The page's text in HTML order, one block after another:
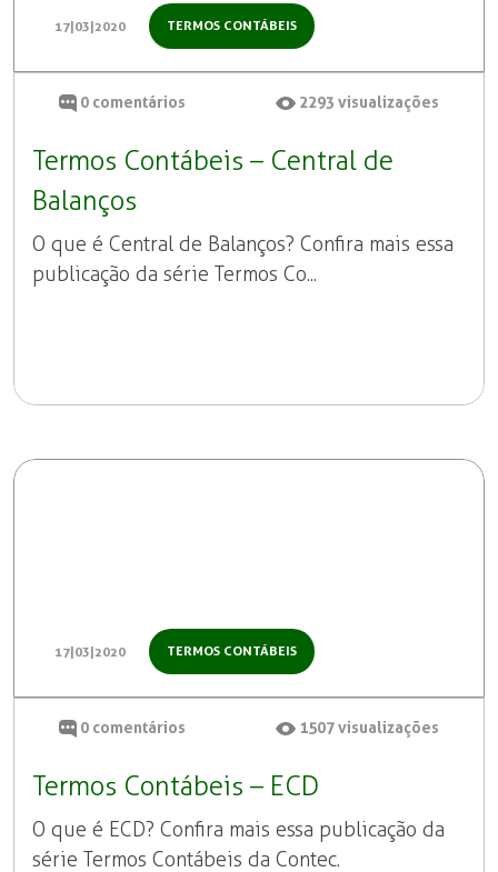
17|03|2020 TERMOS CONTÁBEIS
0 comentários 2293 visualizações
Termos Contábeis – Central de
Balanços
O que é Central de Balanços? Confira mais essa
publicação da série Termos Co...
17|03|2020 TERMOS CONTÁBEIS
0 comentários 1507 visualizações
Termos Contábeis – ECD
O que é ECD? Confira mais essa publicação da
série Termos Contábeis da Contec.